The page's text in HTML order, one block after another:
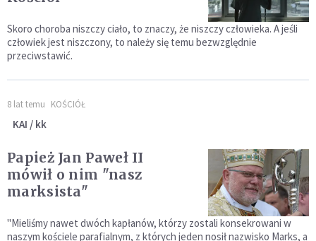
Skoro choroba niszczy ciało, to znaczy, że niszczy człowieka. A jeśli
człowiek jest niszczony, to należy się temu bezwzględnie
przeciwstawić.
8 lat temu KOŚCIÓŁ
KAI / kk
Papież Jan Paweł II
mówił o nim "nasz
marksista"
"Mieliśmy nawet dwóch kapłanów, którzy zostali konsekrowani w
naszym kościele parafialnym, z których jeden nosił nazwisko Marks, a